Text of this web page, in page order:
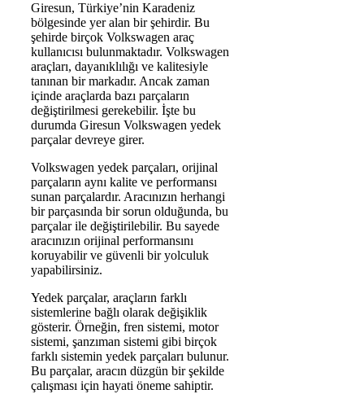
Giresun, Türkiye’nin Karadeniz
bölgesinde yer alan bir şehirdir. Bu
şehirde birçok Volkswagen araç
kullanıcısı bulunmaktadır. Volkswagen
araçları, dayanıklılığı ve kalitesiyle
tanınan bir markadır. Ancak zaman
içinde araçlarda bazı parçaların
değiştirilmesi gerekebilir. İşte bu
durumda Giresun Volkswagen yedek
parçalar devreye girer.
Volkswagen yedek parçaları, orijinal
parçaların aynı kalite ve performansı
sunan parçalardır. Aracınızın herhangi
bir parçasında bir sorun olduğunda, bu
parçalar ile değiştirilebilir. Bu sayede
aracınızın orijinal performansını
koruyabilir ve güvenli bir yolculuk
yapabilirsiniz.
Yedek parçalar, araçların farklı
sistemlerine bağlı olarak değişiklik
gösterir. Örneğin, fren sistemi, motor
sistemi, şanzıman sistemi gibi birçok
farklı sistemin yedek parçaları bulunur.
Bu parçalar, aracın düzgün bir şekilde
çalışması için hayati öneme sahiptir.